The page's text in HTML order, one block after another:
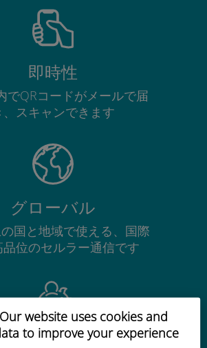
website uses cookies and
to improve your experience
即時性
でQRコードがメールで届
、スキャンできます
グローバル
国と地域で使える、国際
品位のセルラー通信です
パフォーマンス